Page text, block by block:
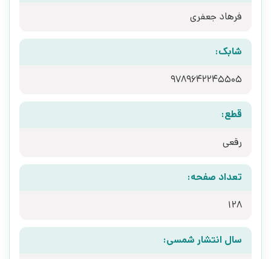
فرهاد جعفری
شابک:
9789642245505
قطع:
رقعی
تعداد صفحه:
128
سال انتشار شمسی: